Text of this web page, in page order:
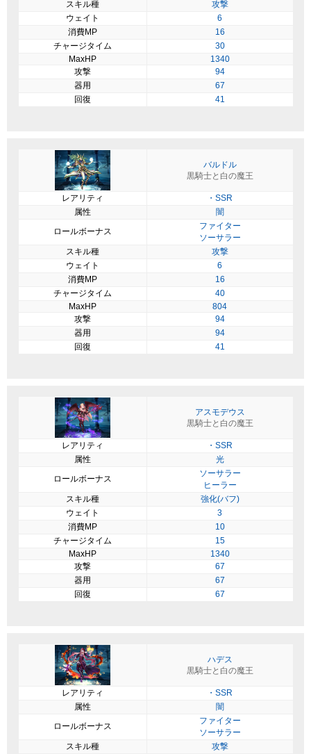
スキル種
攻撃
ウェイト
6
消費MP
16
チャージタイム
30
MaxHP
1340
攻撃
94
器用
67
回復
41
バルドル
黒騎士と白の魔王
レアリティ
・SSR
属性
闇
ロールボーナス
ファイター
ソーサラー
スキル種
攻撃
ウェイト
6
消費MP
16
チャージタイム
40
MaxHP
804
攻撃
94
器用
94
回復
41
アスモデウス
黒騎士と白の魔王
レアリティ
・SSR
属性
光
ロールボーナス
ソーサラー
ヒーラー
スキル種
強化(バフ)
ウェイト
3
消費MP
10
チャージタイム
15
MaxHP
1340
攻撃
67
器用
67
回復
67
ハデス
黒騎士と白の魔王
レアリティ
・SSR
属性
闇
ロールボーナス
ファイター
ソーサラー
スキル種
攻撃